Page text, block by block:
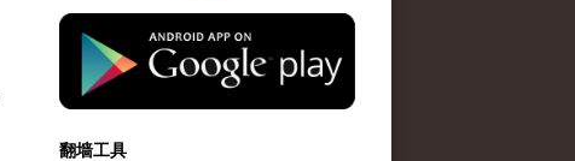
standard-icon-googleplay-app-store.png
翻墙工具